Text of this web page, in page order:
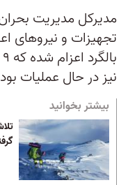
مدیرکل مدیریت
تجهیزات و نیروهای
نیز در حال عملیات
بیشتر بخوانید